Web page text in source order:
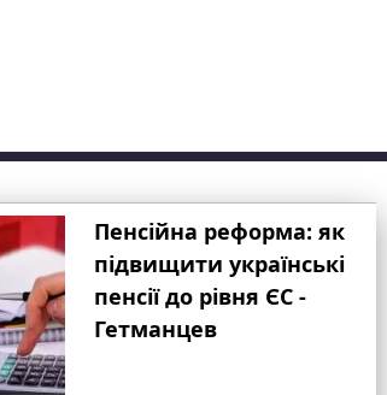
Пенсійна реформа: як
підвищити українські
пенсії до рівня ЄС -
Гетманцев